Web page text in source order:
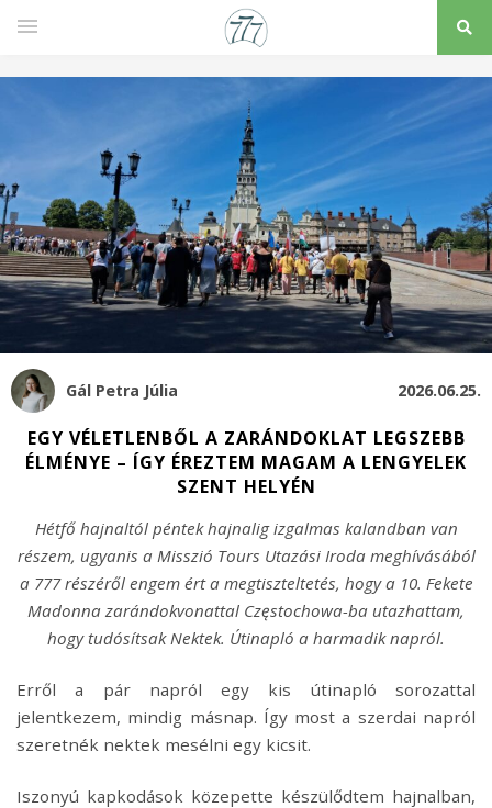
Gál Petra Júlia 2026.06.25.
EGY VÉLETLENBŐL A ZARÁNDOKLAT LEGSZEBB
ÉLMÉNYE – ÍGY ÉREZTEM MAGAM A LENGYELEK
SZENT HELYÉN
Hétfő hajnaltól péntek hajnalig izgalmas kalandban van
részem, ugyanis a Misszió Tours Utazási Iroda meghívásából
a 777 részéről engem ért a megtiszteltetés, hogy a 10. Fekete
Madonna zarándokvonattal Częstochowa-ba utazhattam,
hogy tudósítsak Nektek. Útinapló a harmadik napról.
Erről a pár napról egy kis útinapló sorozattal
jelentkezem, mindig másnap. Így most a szerdai napról
szeretnék nektek mesélni egy kicsit.
Iszonyú kapkodások közepette készülődtem hajnalban,